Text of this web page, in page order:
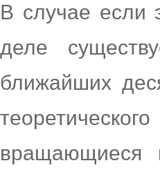
В случае если
деле
ближайших
вращающиеся